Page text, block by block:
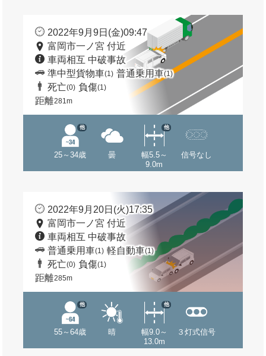
2022年9月9日(金)09:47
富岡市一ノ宮 付近
車両相互 中破事故
準中型貨物車(1) 普通乗用車(1)
死亡(0) 負傷(1)
距離281m
25～34歳
他
曇
幅5.5～
9.0m
他
信号なし
2022年9月20日(火)17:35
富岡市一ノ宮 付近
車両相互 中破事故
普通乗用車(1) 軽自動車(1)
死亡(0) 負傷(1)
距離285m
55～64歳
他
晴
幅9.0～
13.0m
他
３灯式信号